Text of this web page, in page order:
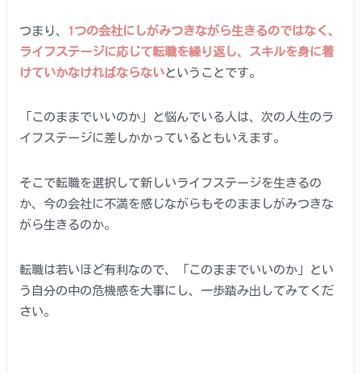
つまり、
1つの会社にしがみつきながら生きるのではなく、
ライフステージに応じて転職を繰り返し、スキルを身に着
けていかなければならないということです。
「このままでいいのか」と悩んでいる人は、次の人生のラ
イフステージに差しかかっているともいえます。
そこで転職を選択して新しいライフステージを生きるの
か、今の会社に不満を感じながらもそのまましがみつきな
がら生きるのか。
転職は若いほど有利なので、「このままでいいのか」とい
う自分の中の危機感を大事にし、一歩踏み出してみてくだ
さい。